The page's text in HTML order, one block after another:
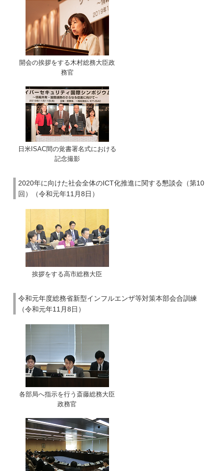
開会の挨拶をする木村総務大臣政
務官
日米ISAC間の覚書署名式における
記念撮影
2020年に向けた社会全体のICT化推進に関する懇談会（第10
回）（令和元年11月8日）
挨拶をする高市総務大臣
令和元年度総務省新型インフルエンザ等対策本部会合訓練
（令和元年11月8日）
各部局へ指示を行う斎藤総務大臣
政務官